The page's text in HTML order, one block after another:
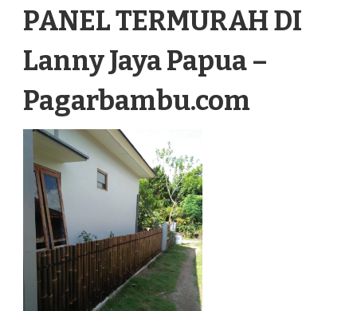
LANNY
JAYA
PANEL TERMURAH DI
Lanny Jaya Papua –
Pagarbambu.com